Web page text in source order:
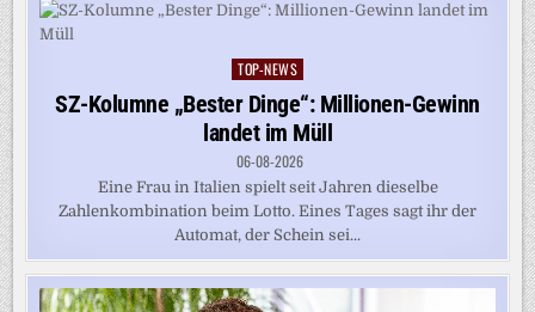
Posted
TOP-NEWS
SZ-Kolumne „Bester Dinge“: Millionen-Gewinn
landet im Müll
06-08-2026
Eine Frau in Italien spielt seit Jahren dieselbe
Zahlenkombination beim Lotto. Eines Tages sagt ihr der
Automat, der Schein sei...